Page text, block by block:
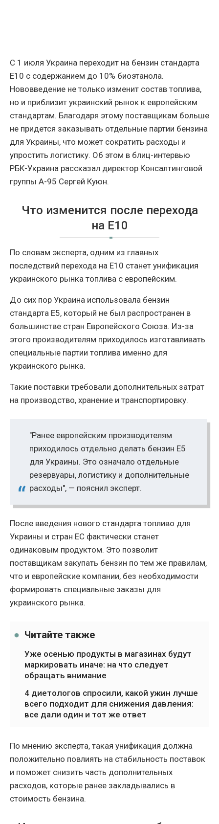
С 1 июля Украина переходит на бензин стандарта
Е10 с содержанием до 10% биоэтанола.
Нововведение не только изменит состав топлива,
но и приблизит украинский рынок к европейским
стандартам. Благодаря этому поставщикам больше
не придется заказывать отдельные партии бензина
для Украины, что может сократить расходы и
упростить логистику. Об этом в блиц-интервью
РБК-Украина рассказал директор Консалтинговой
группы А-95 Сергей Куюн.
Что изменится после перехода
на Е10
По словам эксперта, одним из главных
последствий перехода на Е10 станет унификация
украинского рынка топлива с европейским.
До сих пор Украина использовала бензин
стандарта Е5, который не был распространен в
большинстве стран Европейского Союза. Из-за
этого производителям приходилось изготавливать
специальные партии топлива именно для
украинского рынка.
Такие поставки требовали дополнительных затрат
на производство, хранение и транспортировку.
"Ранее европейским производителям
приходилось отдельно делать бензин Е5
для Украины. Это означало отдельные
резервуары, логистику и дополнительные
расходы", — пояснил эксперт.
После введения нового стандарта топливо для
Украины и стран ЕС фактически станет
одинаковым продуктом. Это позволит
поставщикам закупать бензин по тем же правилам,
что и европейские компании, без необходимости
формировать специальные заказы для
украинского рынка.
Читайте также
Уже осенью продукты в магазинах будут
маркировать иначе: на что следует
обращать внимание
4 диетологов спросили, какой ужин лучше
всего подходит для снижения давления:
все дали один и тот же ответ
По мнению эксперта, такая унификация должна
положительно повлиять на стабильность поставок
и поможет снизить часть дополнительных
расходов, которые ранее закладывались в
стоимость бензина.